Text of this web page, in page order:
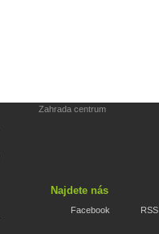
Zahrada centrum
Najdete nás
Facebook RSS